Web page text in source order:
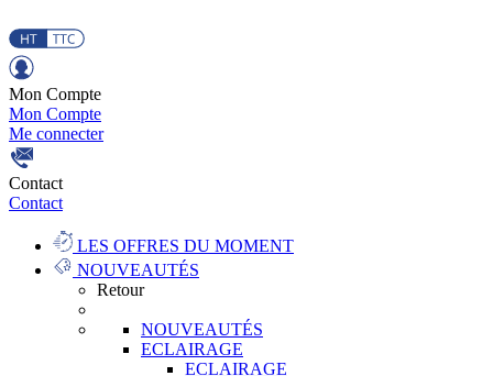
Mon Compte
Mon Compte
Me connecter
Contact
Contact
LES OFFRES DU MOMENT
NOUVEAUTÉS
Retour
NOUVEAUTÉS
ECLAIRAGE
ECLAIRAGE